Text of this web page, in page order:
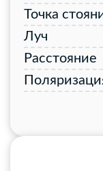
Точка
Луч
Расстояние